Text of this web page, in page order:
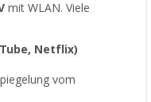
mit WLAN. Viele
Netflix)
vom